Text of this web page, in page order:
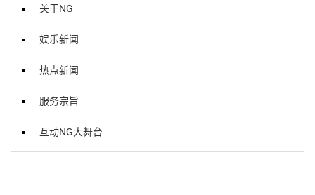
关于NG
娱乐新闻
热点新闻
服务宗旨
互动NG大舞台